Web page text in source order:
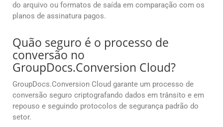
do arquivo ou formatos de saída em comparação com os
planos de assinatura pagos.
Quão seguro é o processo de
conversão no
GroupDocs.Conversion Cloud?
GroupDocs.Conversion Cloud garante um processo de
conversão seguro criptografando dados em trânsito e em
repouso e seguindo protocolos de segurança padrão do
setor.